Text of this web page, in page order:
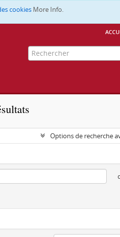
cookies More Info.
Options de recherche